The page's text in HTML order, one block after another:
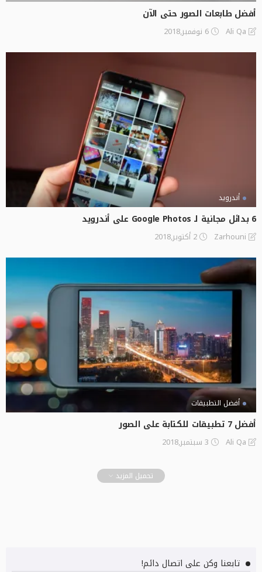
أفضل طابعات الصور حتى الآن
Ali Qa 6 نوفمبر,2018
أندرويد
6 بدائل مجانية لـ Google Photos على أندرويد
Zarhouni 2 أكتوبر,2018
أفضل التطبيقات
أفضل 7 تطبيقات للكتابة على الصور
Ali Qa 3 سبتمبر,2018
تحميل المزيد
تابعنا وكن على اتصال دائم!